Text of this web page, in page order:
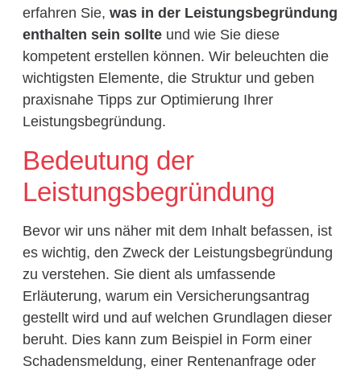
erfahren Sie, was in der Leistungsbegründung
enthalten sein sollteund wie Sie diese
kompetent erstellen können. Wir beleuchten die
wichtigsten Elemente, die Struktur und geben
praxisnahe Tipps zur Optimierung Ihrer
Leistungsbegründung.
Bedeutung der
Leistungsbegründung
Bevor wir uns näher mit dem Inhalt befassen, ist
es wichtig, den Zweck der Leistungsbegründung
zu verstehen. Sie dient als umfassende
Erläuterung, warum ein Versicherungsantrag
gestellt wird und auf welchen Grundlagen dieser
beruht. Dies kann zum Beispiel in Form einer
Schadensmeldung, einer Rentenanfrage oder